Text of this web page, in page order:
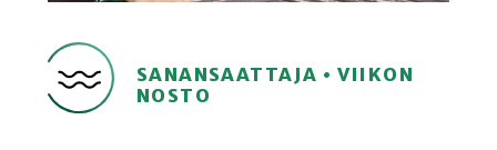
SANANSAATTAJA • VIIKON
NOSTO